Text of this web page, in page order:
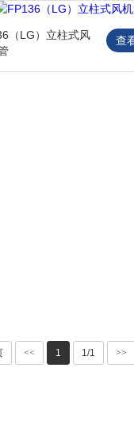
（LG）立柱式风
查
<< 1 1/1 >>